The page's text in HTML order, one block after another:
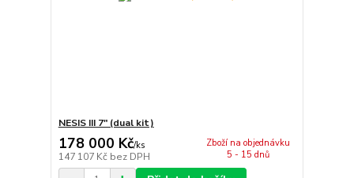
NESIS III 7" (dual kit)
178 000 Kč/ks
147 107 Kč bez DPH
Zboží na objednávku
5 - 15 dnů